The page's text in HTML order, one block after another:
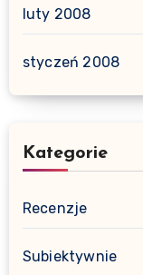
luty 2008
styczeń 2008
Kategorie
Recenzje
Subiektywnie